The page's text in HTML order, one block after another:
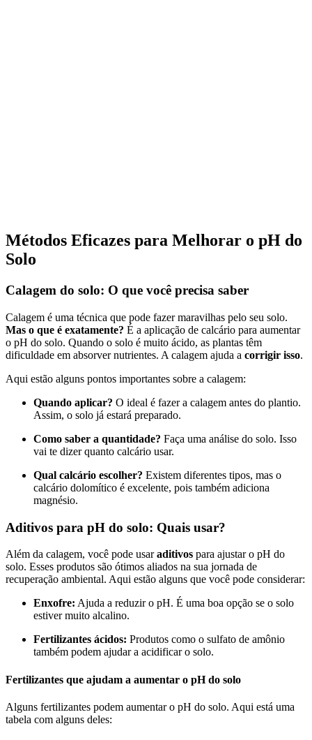
Métodos Eficazes para Melhorar o pH do
Solo
Calagem do solo: O que você precisa saber
Calagem é uma técnica que pode fazer maravilhas pelo seu solo.
Mas o que é exatamente? É a aplicação de calcário para aumentar
o pH do solo. Quando o solo é muito ácido, as plantas têm
dificuldade em absorver nutrientes. A calagem ajuda a corrigir isso.
Aqui estão alguns pontos importantes sobre a calagem:
Quando aplicar? O ideal é fazer a calagem antes do plantio.
Assim, o solo já estará preparado.
Como saber a quantidade? Faça uma análise do solo. Isso
vai te dizer quanto calcário usar.
Qual calcário escolher? Existem diferentes tipos, mas o
calcário dolomítico é excelente, pois também adiciona
magnésio.
Aditivos para pH do solo: Quais usar?
Além da calagem, você pode usaraditivos para ajustar o pH do
solo. Esses produtos são ótimos aliados na sua jornada de
recuperação ambiental. Aqui estão alguns que você pode considerar:
Enxofre: Ajuda a reduzir o pH. É uma boa opção se o solo
estiver muito alcalino.
Fertilizantes ácidos: Produtos como o sulfato de amônio
também podem ajudar a acidificar o solo.
Fertilizantes que ajudam a aumentar o pH do solo
Alguns fertilizantes podem aumentar o pH do solo. Aqui está uma
tabela com alguns deles: